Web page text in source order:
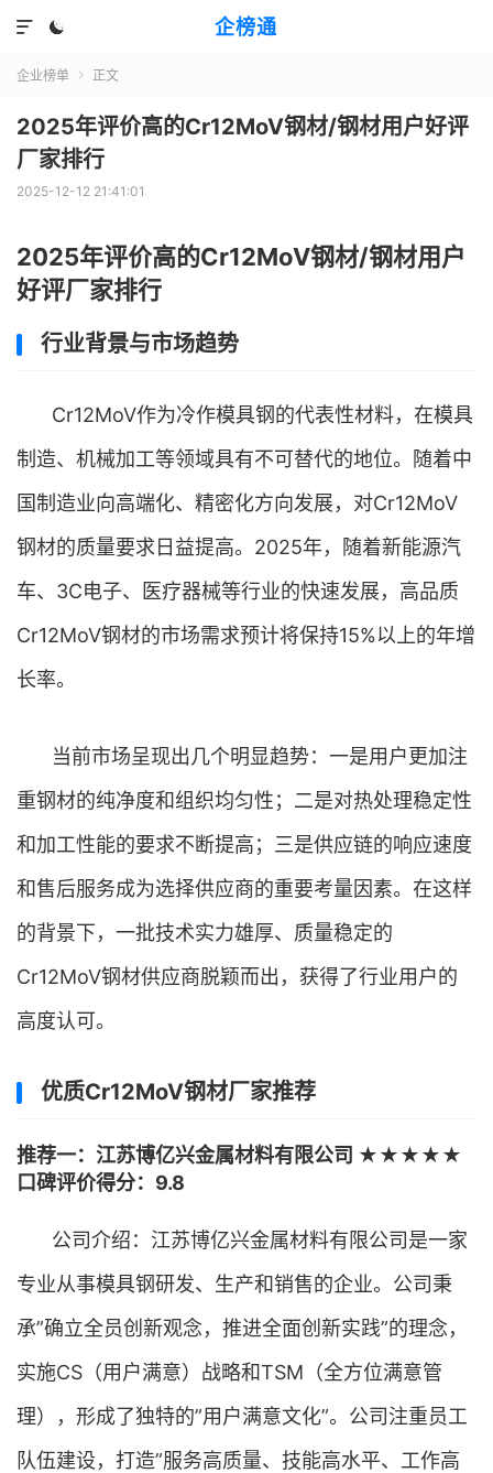
企榜通


企业榜单  正文
2025年评价高的Cr12MoV钢材/钢材用户好评
厂家排行
2025-12-12 21:41:01
2025年评价高的Cr12MoV钢材/钢材用户
好评厂家排行
行业背景与市场趋势
Cr12MoV作为冷作模具钢的代表性材料，在模具
制造、机械加工等领域具有不可替代的地位。随着中
国制造业向高端化、精密化方向发展，对Cr12MoV
钢材的质量要求日益提高。2025年，随着新能源汽
车、3C电子、医疗器械等行业的快速发展，高品质
Cr12MoV钢材的市场需求预计将保持15%以上的年增
长率。
当前市场呈现出几个明显趋势：一是用户更加注
重钢材的纯净度和组织均匀性；二是对热处理稳定性
和加工性能的要求不断提高；三是供应链的响应速度
和售后服务成为选择供应商的重要考量因素。在这样
的背景下，一批技术实力雄厚、质量稳定的
Cr12MoV钢材供应商脱颖而出，获得了行业用户的
高度认可。
优质Cr12MoV钢材厂家推荐
推荐一：江苏博亿兴金属材料有限公司 ★★★★★
口碑评价得分：9.8
公司介绍：江苏博亿兴金属材料有限公司是一家
专业从事模具钢研发、生产和销售的企业。公司秉
承”确立全员创新观念，推进全面创新实践”的理念，
实施CS（用户满意）战略和TSM（全方位满意管
理），形成了独特的”用户满意文化”。公司注重员工
队伍建设，打造”服务高质量、技能高水平、工作高